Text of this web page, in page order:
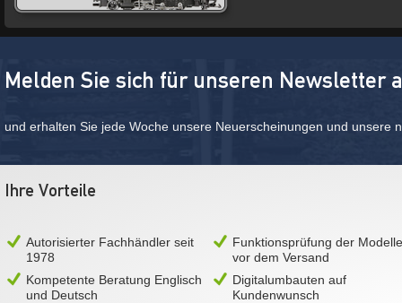
Melden Sie sich für unseren Newsletter
und erhalten Sie jede Woche unsere Neuerscheinungen und unsere
Ihre Vorteile
Autorisierter Fachhändler seit
1978
Funktionsprüfung der Modelle
vor dem Versand
Kompetente Beratung Englisch
und Deutsch
Digitalumbauten auf
Kundenwunsch